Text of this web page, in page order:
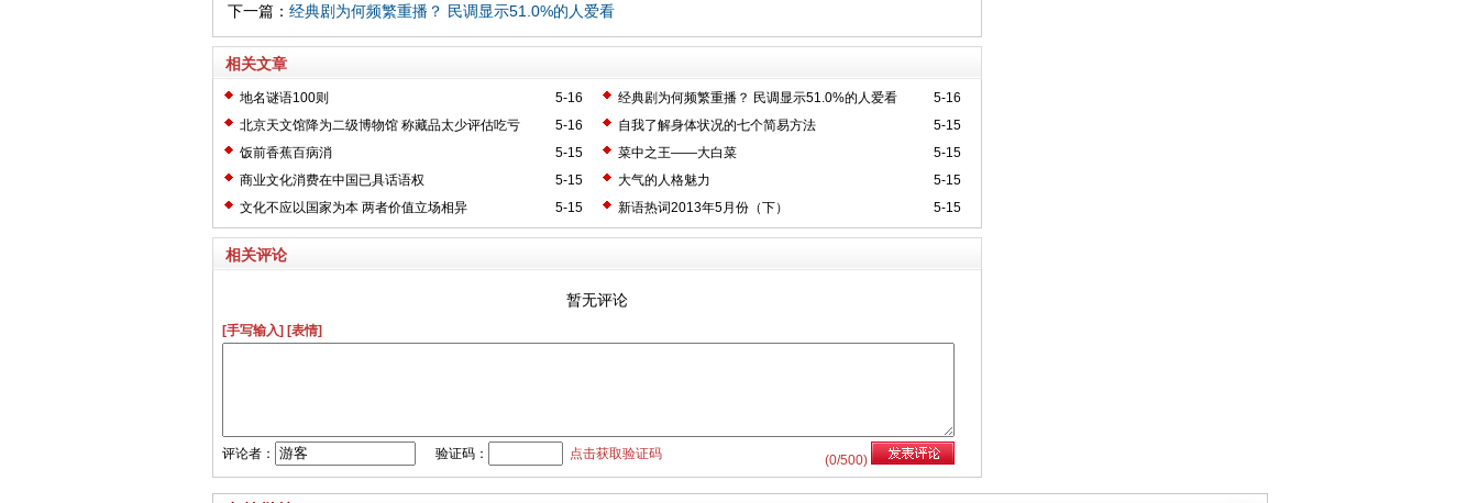
下一篇： 经典剧为何频繁重播？ 民调显示51.0%的人爱看
相关文章
5-16
地名谜语100则 5-16
经典剧为何频繁重播？ 民调显示51.0%的人爱看
5-16
北京天文馆降为二级博物馆 称藏品太少评估吃亏 5-15
自我了解身体状况的七个简易方法
5-15
饭前香蕉百病消 5-15
菜中之王——大白菜
5-15
商业文化消费在中国已具话语权 5-15
大气的人格魅力
5-15
文化不应以国家为本 两者价值立场相异 5-15
新语热词2013年5月份（下）
相关评论
暂无评论
[手写输入] [表情]
(0/500)
评论者： 验证码： 点击获取验证码